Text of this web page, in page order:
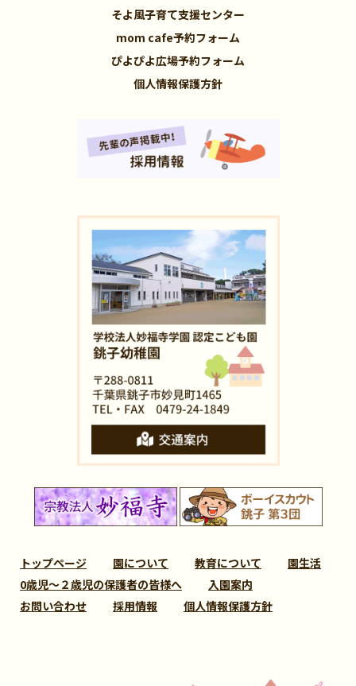
そよ風子育て支援センター
mom cafe予約フォーム
ぴよぴよ広場予約フォーム
個人情報保護方針
トップページ 園について 教育について
園生活
0歳児～２歳児の保護者の皆様へ
入園案内
お問い合わせ
採用情報 個人情報保護方針